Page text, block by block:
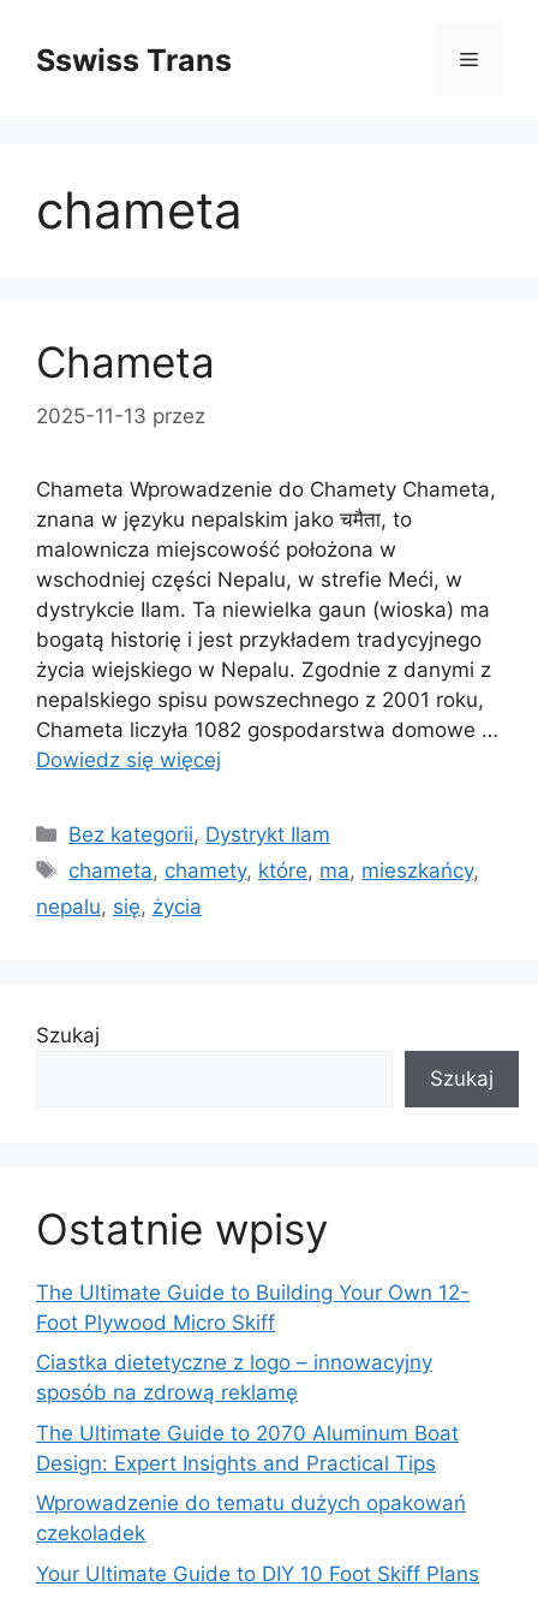
treściSswiss Trans Menu
chameta
Chameta
2025-11-13 przez
Chameta Wprowadzenie do Chamety Chameta,
znana w języku nepalskim jako चमैता, to
malownicza miejscowość położona w
wschodniej części Nepalu, w strefie Meći, w
dystrykcie Ilam. Ta niewielka gaun (wioska) ma
bogatą historię i jest przykładem tradycyjnego
życia wiejskiego w Nepalu. Zgodnie z danymi z
nepalskiego spisu powszechnego z 2001 roku,
Chameta liczyła 1082 gospodarstwa domowe …
Dowiedz się więcej
Kategorie
Bez kategorii, Dystrykt Ilam
Tagi
chameta, chamety, które, ma, mieszkańcy,
nepalu, się, życia
Szukaj
Szukaj
Ostatnie wpisy
The Ultimate Guide to Building Your Own 12-
Foot Plywood Micro Skiff
Ciastka dietetyczne z logo – innowacyjny
sposób na zdrową reklamę
The Ultimate Guide to 2070 Aluminum Boat
Design: Expert Insights and Practical Tips
Wprowadzenie do tematu dużych opakowań
czekoladek
Your Ultimate Guide to DIY 10 Foot Skiff Plans